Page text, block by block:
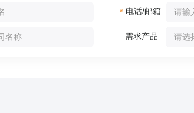
* 电话/邮箱
需求产品